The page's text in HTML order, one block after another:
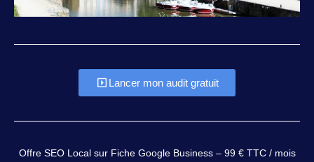
Lancer mon audit gratuit
Offre SEO Local sur Fiche Google Business – 99 € TTC / mois